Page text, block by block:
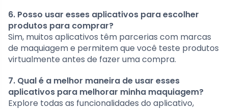
6. Posso usar esses aplicativos para escolher
produtos para comprar?
Sim, muitos aplicativos têm parcerias com marcas
de maquiagem e permitem que você teste produtos
virtualmente antes de fazer uma compra.
7. Qual é a melhor maneira de usar esses
aplicativos para melhorar minha maquiagem?
Explore todas as funcionalidades do aplicativo,